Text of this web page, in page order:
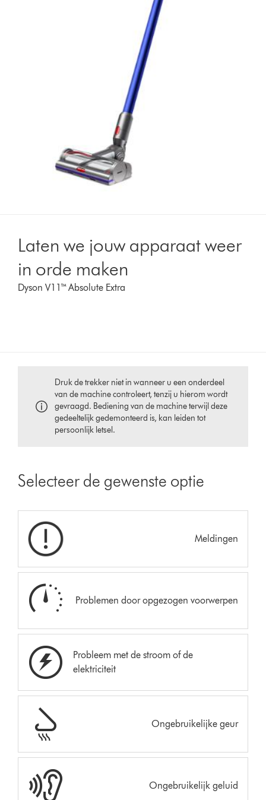
Laten we jouw apparaat weer
in orde maken
Dyson V11™ Absolute Extra
Druk de trekker niet in wanneer u een onderdeel
van de machine controleert, tenzij u hierom wordt
gevraagd. Bediening van de machine terwijl deze
gedeeltelijk gedemonteerd is, kan leiden tot
persoonlijk letsel.
Selecteer de gewenste optie
Meldingen
Problemen door opgezogen voorwerpen
Probleem met de stroom of de
elektriciteit
Ongebruikelijke geur
Ongebruikelijk geluid